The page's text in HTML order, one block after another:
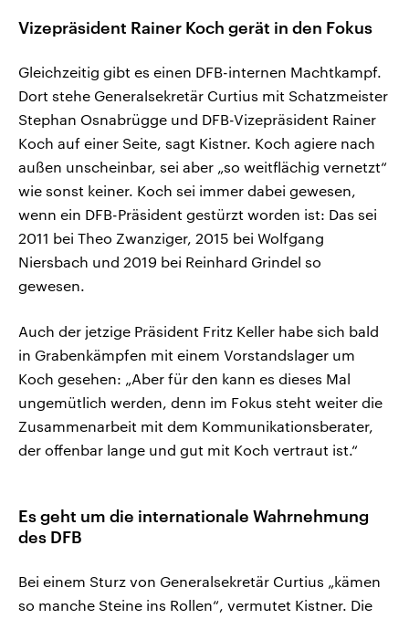
Vizepräsident Rainer Koch gerät in den Fokus
Gleichzeitig gibt es einen DFB-internen Machtkampf.
Dort stehe Generalsekretär Curtius mit Schatzmeister
Stephan Osnabrügge und DFB-Vizepräsident Rainer
Koch auf einer Seite, sagt Kistner. Koch agiere nach
außen unscheinbar, sei aber „so weitflächig vernetzt“
wie sonst keiner. Koch sei immer dabei gewesen,
wenn ein DFB-Präsident gestürzt worden ist: Das sei
2011 bei Theo Zwanziger, 2015 bei Wolfgang
Niersbach und 2019 bei Reinhard Grindel so
gewesen.
Auch der jetzige Präsident Fritz Keller habe sich bald
in Grabenkämpfen mit einem Vorstandslager um
Koch gesehen: „Aber für den kann es dieses Mal
ungemütlich werden, denn im Fokus steht weiter die
Zusammenarbeit mit dem Kommunikationsberater,
der offenbar lange und gut mit Koch vertraut ist.“
Es geht um die internationale Wahrnehmung
des DFB
Bei einem Sturz von Generalsekretär Curtius „kämen
so manche Steine ins Rollen“, vermutet Kistner. Die